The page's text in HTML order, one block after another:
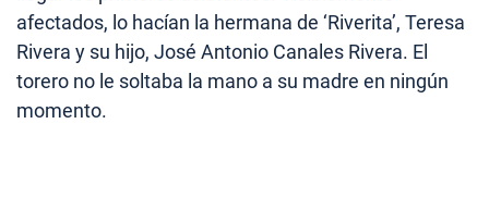
afectados, lo hacían la hermana de ‘Riverita’, Teresa
Rivera y su hijo, José Antonio Canales Rivera. El
torero no le soltaba la mano a su madre en ningún
momento.